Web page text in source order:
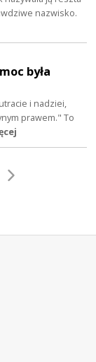
nazwisko.
była
i nadziei,
prawem." To